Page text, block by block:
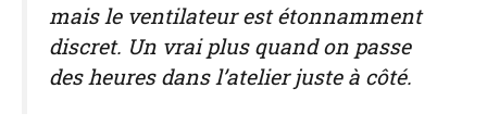
mais le ventilateur est étonnamment
discret. Un vrai plus quand on passe
des heures dans l’atelier juste à côté.